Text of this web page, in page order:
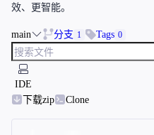
效、更智能。
main 分支 1 Tags 0
IDE
下载zip
Clone